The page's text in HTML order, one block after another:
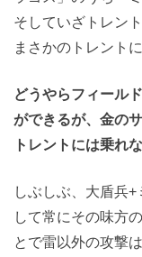
そしていざトレン
まさかのトレント
どうやらフィール
ができるが、金の
トレントには乗れ
しぶしぶ、大盾兵
して常にその味方
とで雷以外の攻撃